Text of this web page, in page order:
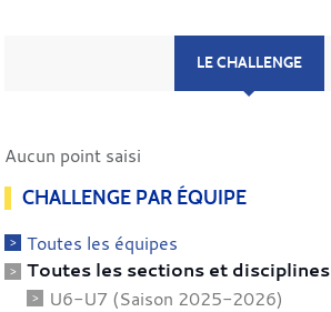
LE CHALLENGE
Aucun point saisi
CHALLENGE PAR ÉQUIPE
Toutes les équipes
Toutes les sections et disciplines
U6-U7 (Saison 2025-2026)